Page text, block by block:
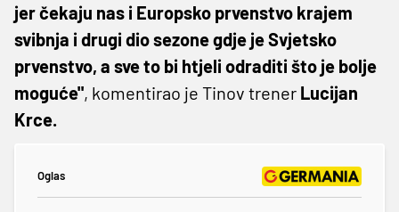
jer čekaju nas i Europsko prvenstvo krajem
svibnja i drugi dio sezone gdje je Svjetsko
prvenstvo, a sve to bi htjeli odraditi što je bolje
moguće", komentirao je Tinov trener Lucijan
Krce.
Oglas